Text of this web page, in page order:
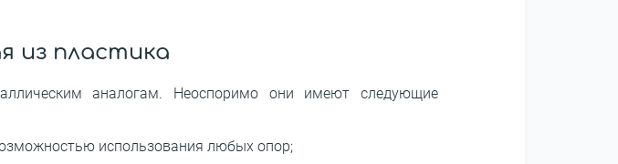
из пластика
аналогам. Неоспоримо они имеют следующие
использования любых опор;